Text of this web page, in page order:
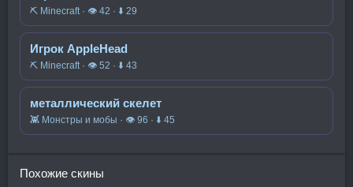
⛏️ Minecraft · 👁 42 · ⬇ 29
Игрок AppleHead
⛏️ Minecraft · 👁 52 · ⬇ 43
металлический скелет
👾 Монстры и мобы · 👁 96 · ⬇ 45
Похожие скины